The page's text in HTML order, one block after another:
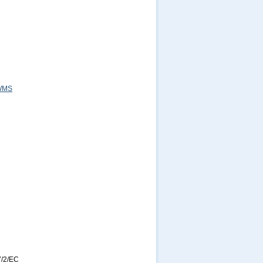
2/EC